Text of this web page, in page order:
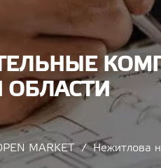
MARKET
Нежитлова